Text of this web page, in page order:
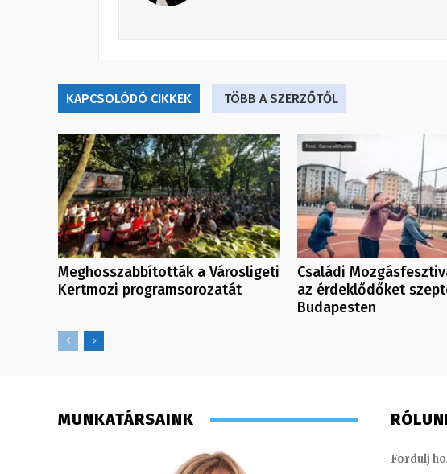
KAPCSOLÓDÓ CIKKEK TÖBB A SZERZŐTŐL
Meghosszabbították a Városligeti
Kertmozi programsorozatát
Családi
az érdeklődőket
Budapesten
MUNKATÁRSAINK
Fordulj